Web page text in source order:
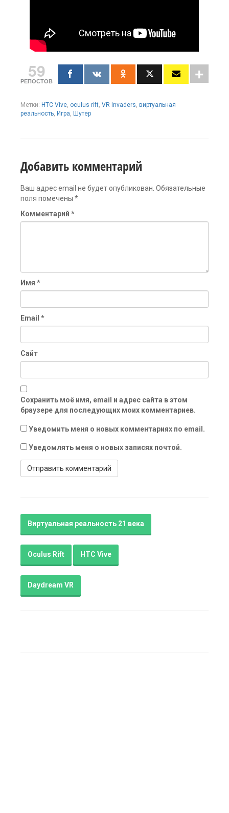
59
РЕПОСТОВ
Метки: HTC Vive, oculus rift, VR Invaders, виртуальная
реальность, Игра, Шутер
Добавить комментарий
Ваш адрес email не будет опубликован. Обязательные
поля помечены *
Комментарий *
Имя *
Email *
Сайт
Сохранить моё имя, email и адрес сайта в этом
браузере для последующих моих комментариев.
Уведомить меня о новых комментариях по email.
Уведомлять меня о новых записях почтой.
Виртуальная реальность 21 века
Oculus Rift HTC Vive
Daydream VR